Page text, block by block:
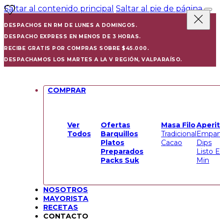
Saltar al contenido principal Saltar al pie de página
DESPACHOS EN RM DE LUNES A DOMINGOS.
DESPACHO EXPRESS EN MENOS DE 3 HORAS.
RECIBE GRATIS POR COMPRAS SOBRE $45.000.
DESPACHAMOS LOS MARTES A LA V REGIÓN, VALPARAÍSO.
COMPRAR
Ver
Todos
Ofertas
Barquillos
Platos
Preparados
Packs Suk
Masa Filo
Tradicional
Cacao
Dips
Listo
Min
NOSOTROS
MAYORISTA
RECETAS
CONTACTO